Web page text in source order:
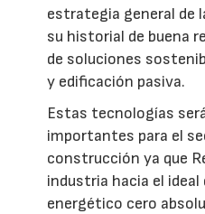
estrategia general de
su historial de buena
de soluciones
y edificación pasiva.
Estas tecnologías
importantes para el
construcción ya que
industria hacia el ideal
energético cero